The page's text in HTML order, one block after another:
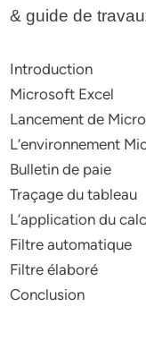
& guide de
Introduction
Microsoft Excel
Lancement de
L’environnement
Bulletin de paie
Traçage du tableau
L’application du
Filtre automatique
Filtre élaboré
Conclusion